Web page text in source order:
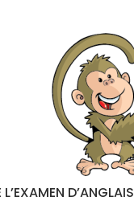
D’ANGLAIS